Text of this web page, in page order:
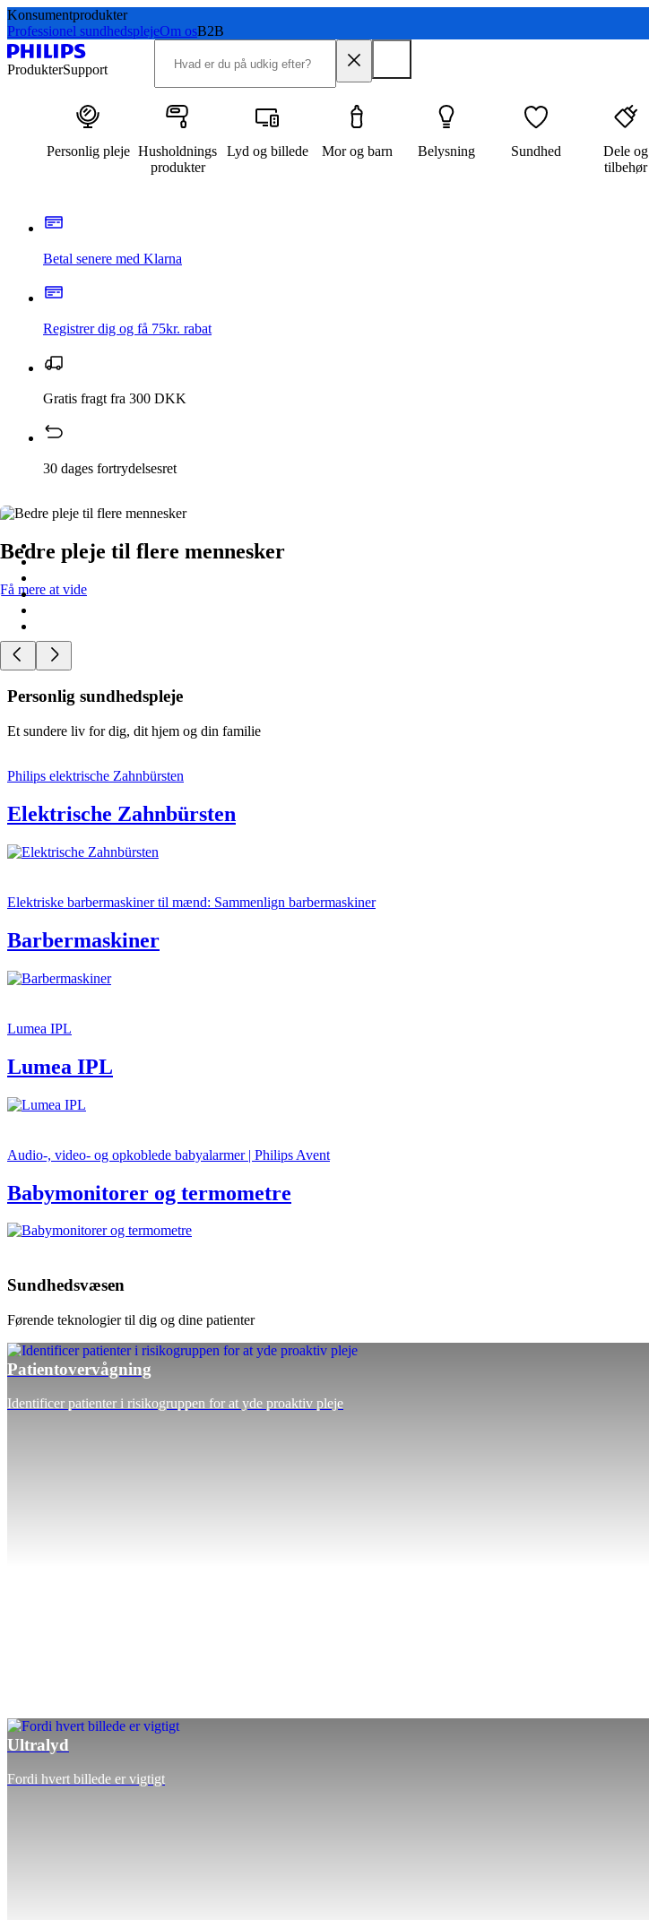
Konsumentprodukter
Professionel sundhedsplejeOm osB2B
ProdukterSupport
Personlig pleje Husholdnings
produkter
Lyd og billede Mor og barn Belysning Sundhed
Dele og
tilbehør
Betal senere med Klarna
Registrer dig og få 75kr. rabat
Gratis fragt fra 300 DKK
30 dages fortrydelsesret
Bedre pleje til flere mennesker
Få mere at vide
Personlig sundhedspleje
Et sundere liv for dig, dit hjem og din familie
Philips elektrische Zahnbürsten
Elektrische Zahnbürsten
Elektriske barbermaskiner til mænd: Sammenlign barbermaskiner
Barbermaskiner
Lumea IPL
Lumea IPL
Audio-, video- og opkoblede babyalarmer | Philips Avent
Babymonitorer og termometre
Sundhedsvæsen
Førende teknologier til dig og dine patienter
Patientovervågning
Identificer patienter i risikogruppen for at yde proaktiv pleje
Ultralyd
Fordi hvert billede er vigtigt